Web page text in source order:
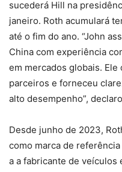
sucederá Hill na
janeiro. Roth acumulará
até o fim do ano. “John
China com experiência
em mercados globais.
parceiros e forneceu
alto desempenho”,
Desde junho de 2023,
como marca de
a a fabricante de